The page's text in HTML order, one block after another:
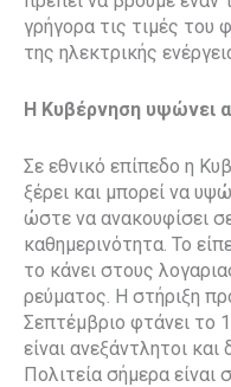
γρήγορα τις τιμές του
της ηλεκτρικής
Η Κυβέρνηση υψώνει
Σε εθνικό επίπεδο η
ξέρει και μπορεί να
ώστε να ανακουφίσει
καθημερινότητα. Το
το κάνει στους
ρεύματος. Η στήριξη
Σεπτέμβριο φτάνει το
είναι ανεξάντλητοι
Πολιτεία σήμερα είναι